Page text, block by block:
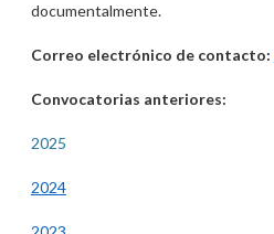
documentalmente.
Correo electrónico de contacto:
Convocatorias anteriores:
2025
2024